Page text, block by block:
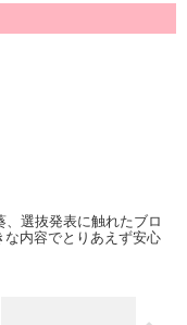
、選抜発表に触れたブロ
な内容でとりあえず安心